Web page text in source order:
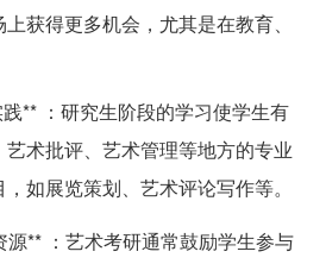
获得更多机会，尤其是在教育、
** ：研究生阶段的学习使学生有
术批评、艺术管理等地方的专业
如展览策划、艺术评论写作等。
源** ：艺术考研通常鼓励学生参与